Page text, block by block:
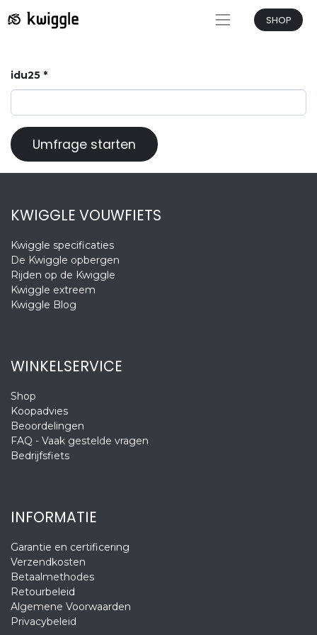
SHOP
idu25
Umfrage starten
KWIGGLE VOUWFIETS
Kwiggle specificaties
De Kwiggle opbergen
Rijden op de Kwiggle
Kwiggle extreem
Kwiggle Blog
WINKELSERVICE
Shop
Koopadvies
Beoordelingen
FAQ - Vaak gestelde vragen
Bedrijfsfiets
INFORMATIE
Garantie en certificering
Verzendkosten
Betaalmethodes
Retourbeleid
Algemene Voorwaarden
Privacybeleid